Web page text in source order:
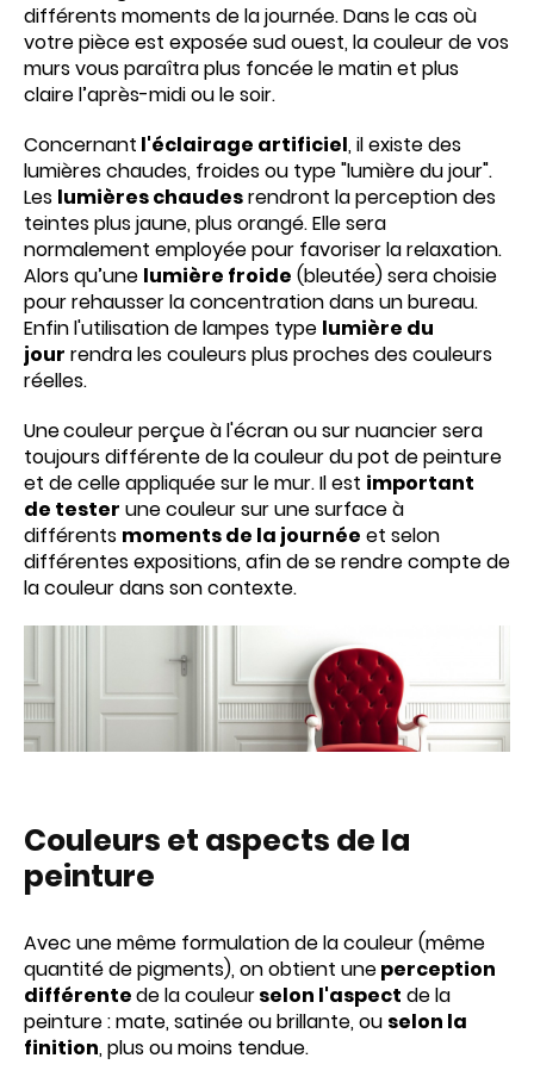
différents moments de la journée. Dans le cas où
votre pièce est exposée sud ouest, la couleur de vos
murs vous paraîtra plus foncée le matin et plus
claire l’après-midi ou le soir.
Concernant l'éclairage artificiel, il existe des
lumières chaudes, froides ou type "lumière du jour".
Les lumières chaudesrendront la perception des
teintes plus jaune, plus orangé. Elle sera
normalement employée pour favoriser la relaxation.
Alors qu’une lumière froide (bleutée) sera choisie
pour rehausser la concentration dans un bureau.
Enfin l'utilisation de lampes type lumière du
jour rendra les couleurs plus proches des couleurs
réelles.
Unecouleur perçue à l'écran ou sur nuancier sera
toujours différente de la couleur du pot de peinture
et de celle appliquée sur le mur. Il est important
de tester une couleur sur une surface à
différents moments de la journée et selon
différentes expositions, afin de se rendre compte de
la couleur dans son contexte.
Couleurs et aspects de la
peinture
Avec une même formulation de la couleur (même
quantité de pigments), on obtient uneperception
différentede la couleurselon l'aspect de la
peinture : mate, satinée ou brillante, ou selon la
finition, plus ou moins tendue.